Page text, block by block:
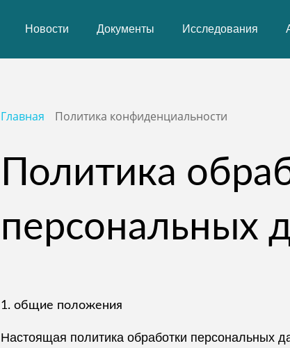
Новости Документы Исследования
Главная Политика конфиденциальности
Политика
персональных
1. общие положения
Настоящая политика обработки персональных